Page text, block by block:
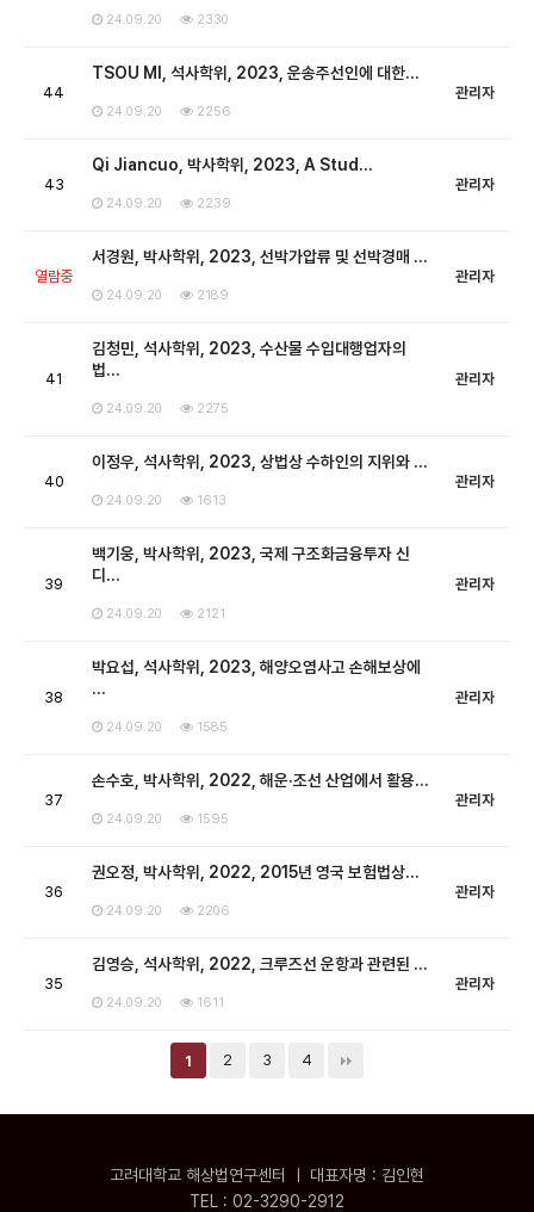
24.09.20 2330
44
TSOU MI, 석사학위, 2023, 운송주선인에 대한…
24.09.20 2256
관리자
43
Qi Jiancuo, 박사학위, 2023, A Stud…
24.09.20 2239
관리자
열람중
서경원, 박사학위, 2023, 선박가압류 및 선박경매 …
24.09.20 2189
관리자
41
김청민, 석사학위, 2023, 수산물 수입대행업자의
법…
24.09.20 2275
관리자
40
이정우, 석사학위, 2023, 상법상 수하인의 지위와 …
24.09.20 1613
관리자
39
백기웅, 박사학위, 2023, 국제 구조화금융투자 신
디…
24.09.20 2121
관리자
38
박요섭, 석사학위, 2023, 해양오염사고 손해보상에
…
24.09.20 1585
관리자
37
손수호, 박사학위, 2022, 해운·조선 산업에서 활용…
24.09.20 1595
관리자
36
권오정, 박사학위, 2022, 2015년 영국 보험법상…
24.09.20 2206
관리자
35
김영승, 석사학위, 2022, 크루즈선 운항과 관련된 …
24.09.20 1611
관리자
1 2 3 4
고려대학교 해상법연구센터 ㅣ 대표자명 : 김인현
TEL : 02-3290-2912